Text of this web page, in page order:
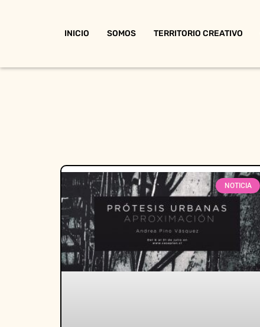
INICIO SOMOS TERRITORIO CREATIVO
NOTICIA